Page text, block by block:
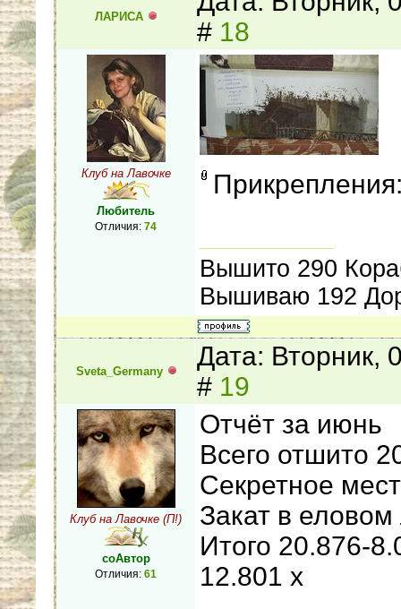
ЛАРИСА
# 18
Клуб на Лавочке
Любитель
Отличия: 74
Вышито 290
Вышиваю 192
Sveta_Germany
Дата: Вторник,
# 19
Клуб на Лавочке (П!)
соАвтор
Отличия: 61
Отчёт за июнь
Всего отшито
Секретное
Закат в
Итого 20.876-
12.801 х